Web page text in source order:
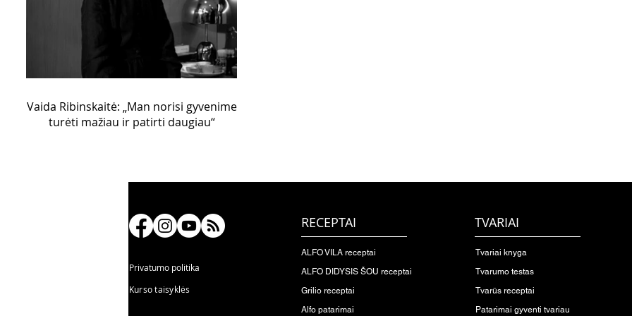
Vaida Ribinskaitė: „Man norisi gyvenime
turėti mažiau ir patirti daugiau“
Privatumo politika
Kurso taisyklės
RECEPTAI
ALFO VILA receptai
ALFO DIDYSIS ŠOU receptai
Grilio receptai
Alfo patarimai
TVARIAI
Tvariai knyga
Tvarumo testas
Tvarūs receptai
Patarimai gyventi tvariau